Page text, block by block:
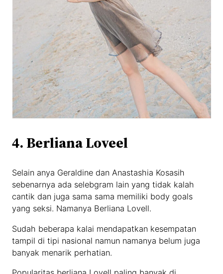
4. Berliana Loveel
Selain anya Geraldine dan Anastashia Kosasih
sebenarnya ada selebgram lain yang tidak kalah
cantik dan juga sama sama memiliki body goals
yang seksi. Namanya Berliana Lovell.
Sudah beberapa kalai mendapatkan kesempatan
tampil di tipi nasional namun namanya belum juga
banyak menarik perhatian.